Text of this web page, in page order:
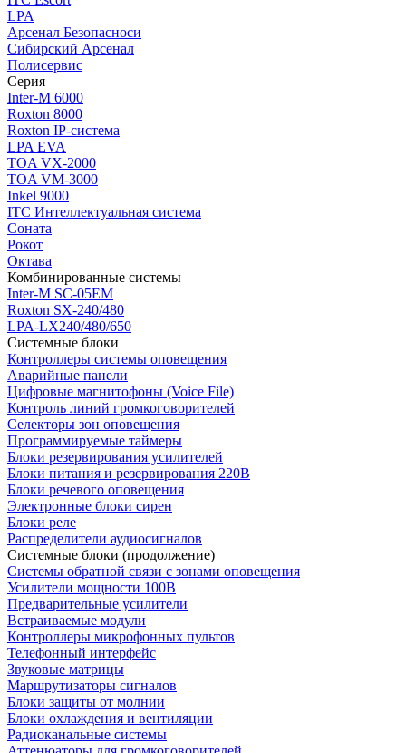
LPA
Арсенал Безопасноси
Сибирский Арсенал
Полисервис
Серия
Inter-M 6000
Roxton 8000
Roxton IP-система
LPA EVA
TOA VX-2000
TOA VM-3000
Inkel 9000
ITC Интеллектуальная система
Соната
Рокот
Октава
Комбинированные системы
Inter-M SC-05EM
Roxton SX-240/480
LPA-LX240/480/650
Системные блоки
Контроллеры системы оповещения
Аварийные панели
Цифровые магнитофоны (Voice File)
Контроль линий громкоговорителей
Селекторы зон оповещения
Программируемые таймеры
Блоки резервирования усилителей
Блоки питания и резервирования 220В
Блоки речевого оповещения
Электронные блоки сирен
Блоки реле
Распределители аудиосигналов
Системные блоки (продолжение)
Системы обратной связи с зонами оповещения
Усилители мощности 100В
Предварительные усилители
Встраиваемые модули
Контроллеры микрофонных пультов
Телефонный интерфейс
Звуковые матрицы
Маршрутизаторы сигналов
Блоки защиты от молнии
Блоки охлаждения и вентиляции
Радиоканальные системы